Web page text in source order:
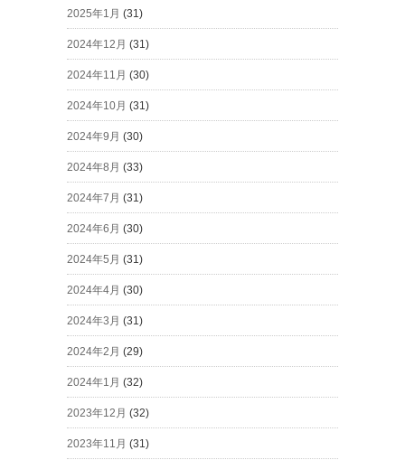
2025年1月 (31)
2024年12月 (31)
2024年11月 (30)
2024年10月 (31)
2024年9月 (30)
2024年8月 (33)
2024年7月 (31)
2024年6月 (30)
2024年5月 (31)
2024年4月 (30)
2024年3月 (31)
2024年2月 (29)
2024年1月 (32)
2023年12月 (32)
2023年11月 (31)